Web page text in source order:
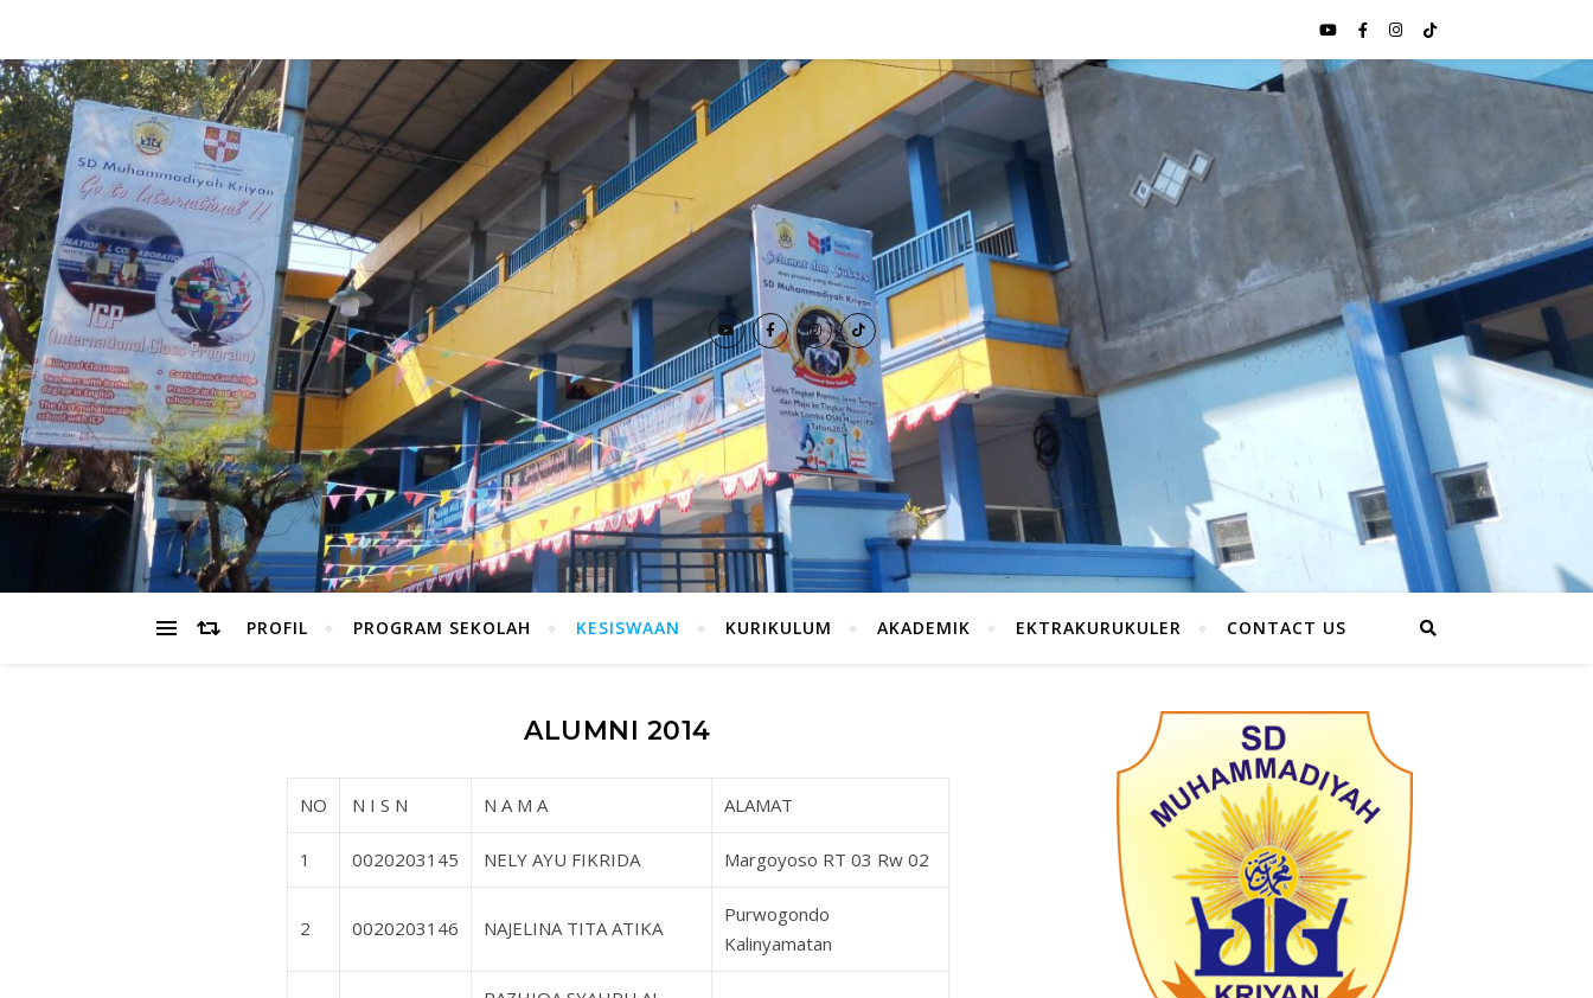
PROFIL PROGRAM SEKOLAH KESISWAAN KURIKULUM AKADEMIK EKTRAKURUKULER CONTACT US
ALUMNI 2014
NO N I S N N A M A ALAMAT
1 0020203145 NELY AYU FIKRIDA Margoyoso RT 03 Rw 02
2 0020203146 NAJELINA TITA ATIKA
Purwogondo
Kalinyamatan